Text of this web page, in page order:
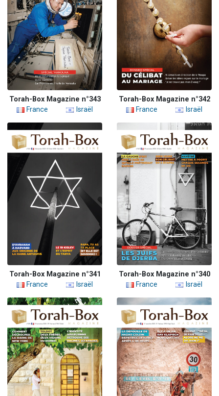
Torah-Box Magazine n°343
France
Israël
Torah-Box Magazine n°342
France
Israël
Torah-Box Magazine n°341
France
Israël
Torah-Box Magazine n°340
France
Israël